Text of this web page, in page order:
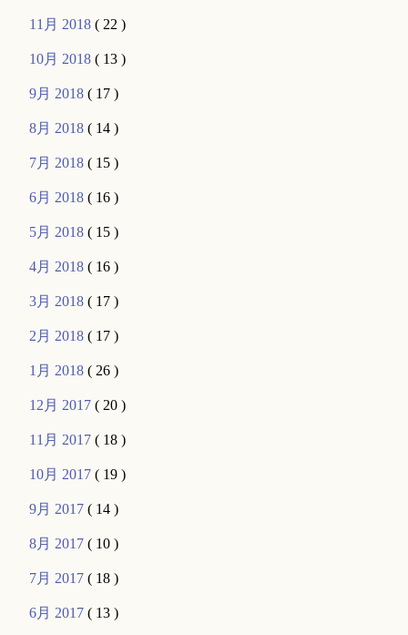
11月 2018( 22 )
10月 2018( 13 )
9月 2018( 17 )
8月 2018( 14 )
7月 2018( 15 )
6月 2018( 16 )
5月 2018( 15 )
4月 2018( 16 )
3月 2018( 17 )
2月 2018( 17 )
1月 2018( 26 )
12月 2017( 20 )
11月 2017( 18 )
10月 2017( 19 )
9月 2017( 14 )
8月 2017( 10 )
7月 2017( 18 )
6月 2017( 13 )